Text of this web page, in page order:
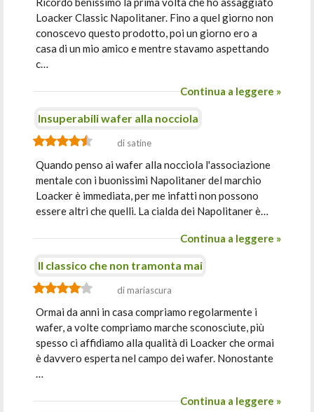
Loacker Classic Napolitaner. Fino a quel giorno non
conoscevo questo prodotto, poi un giorno ero a
casa di un mio amico e mentre stavamo aspettando
c…
Continua a leggere »
Insuperabili wafer alla nocciola
di satine
Quando penso ai wafer alla nocciola l'associazione
mentale con i buonissimi Napolitaner del marchio
Loacker è immediata, per me infatti non possono
essere altri che quelli. La cialda dei Napolitaner è…
Continua a leggere »
Il classico che non tramonta mai
di mariascura
Ormai da anni in casa compriamo regolarmente i
wafer, a volte compriamo marche sconosciute, più
spesso ci affidiamo alla qualità di Loacker che ormai
è davvero esperta nel campo dei wafer. Nonostante
…
Continua a leggere »